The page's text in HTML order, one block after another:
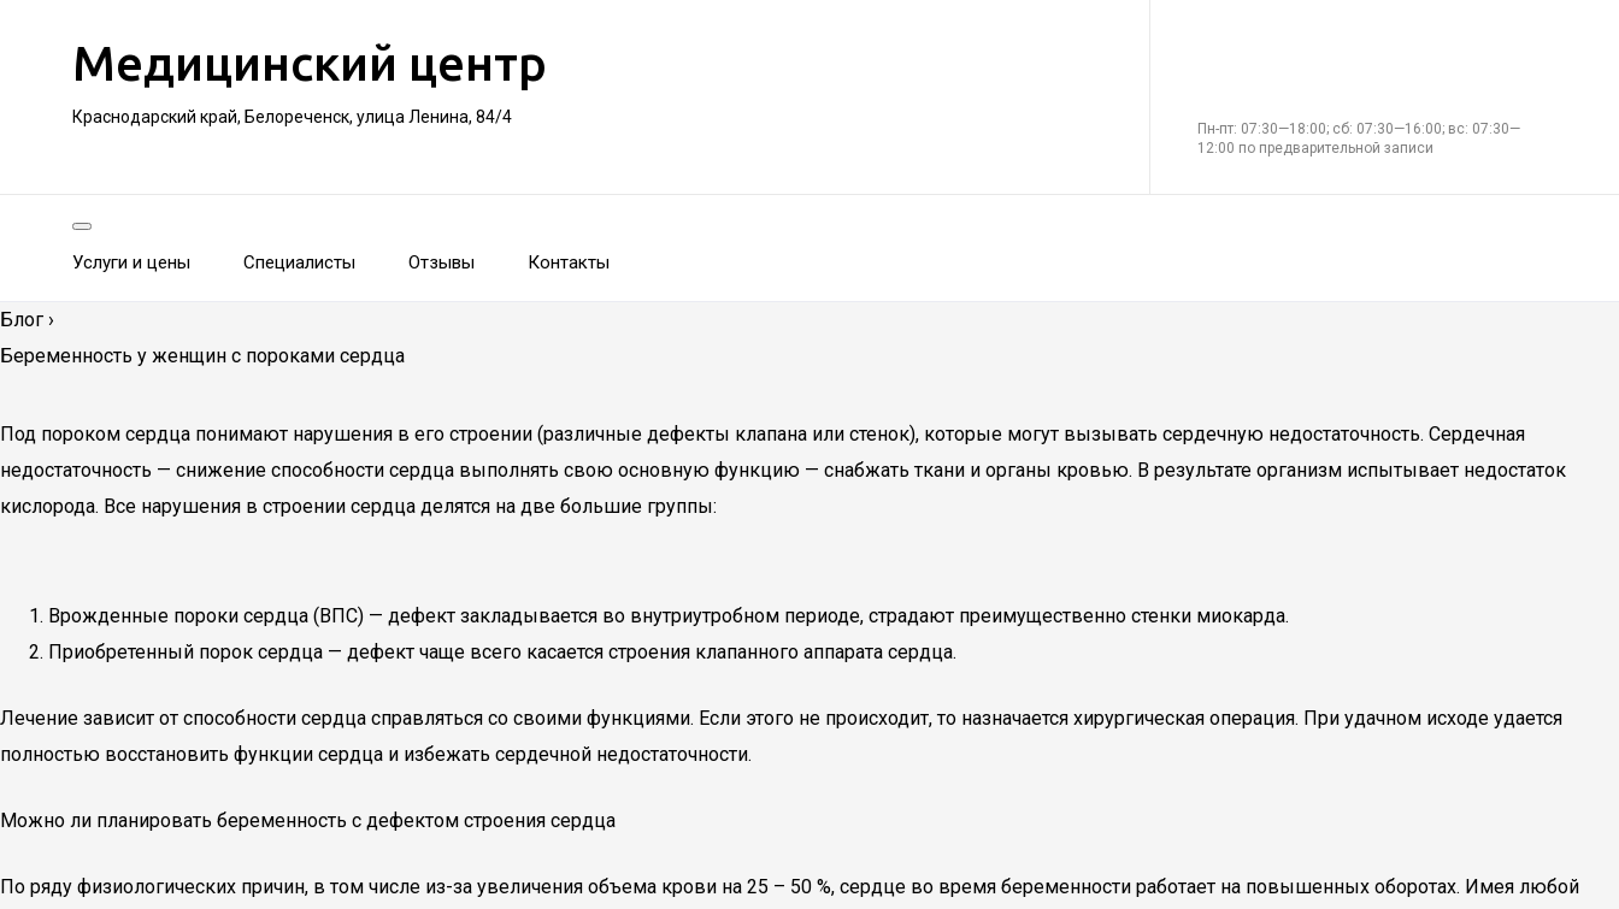
Медицинский центр
Краснодарский край, Белореченск, улица Ленина, 84/4
Пн-пт: 07:30—18:00; сб: 07:30—16:00; вс: 07:30—
12:00 по предварительной записи
Услуги и цены Специалисты Отзывы Контакты
Блог ›
Беременность у женщин с пороками сердца
Под пороком сердца понимают нарушения в его строении (различные дефекты клапана или стенок), которые могут вызывать сердечную недостаточность. Сердечная
недостаточность — снижение способности сердца выполнять свою основную функцию — снабжать ткани и органы кровью. В результате организм испытывает недостаток
кислорода. Все нарушения в строении сердца делятся на две большие группы:
Врожденные пороки сердца (ВПС) — дефект закладывается во внутриутробном периоде, страдают преимущественно стенки миокарда.
Приобретенный порок сердца — дефект чаще всего касается строения клапанного аппарата сердца.
Лечение зависит от способности сердца справляться со своими функциями. Если этого не происходит, то назначается хирургическая операция. При удачном исходе удается
полностью восстановить функции сердца и избежать сердечной недостаточности.
Можно ли планировать беременность с дефектом строения сердца
По ряду физиологических причин, в том числе из-за увеличения объема крови на 25 – 50 %, сердце во время беременности работает на повышенных оборотах. Имея любой